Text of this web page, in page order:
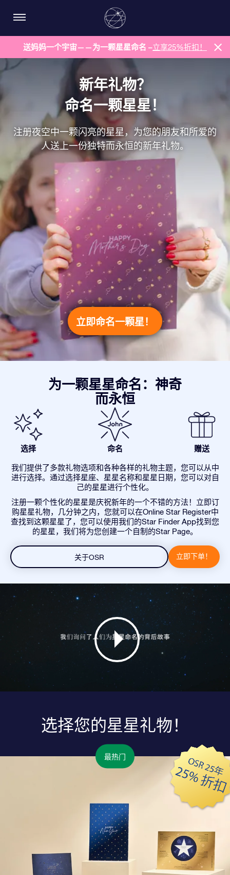
送妈妈一个宇宙——为一颗星星命名 –立享25%折扣！
新年礼物？
命名一颗星星！
注册夜空中一颗闪亮的星星，为您的朋友和所爱的
人送上一份独特而永恒的新年礼物。
立即命名一颗星！
为一颗星星命名：神奇
而永恒
选择 命名 赠送
我们提供了多款礼物选项和各种各样的礼物主题，您可以从中
进行选择。通过选择星座、星星名称和星星日期，您可以对自
己的星星进行个性化。
注册一颗个性化的星星是庆祝新年的一个不错的方法！立即订
购星星礼物，几分钟之内，您就可以在Online Star Register中
查找到这颗星星了，您可以使用我们的Star Finder App找到您
的星星，我们将为您创建一个自制的Star Page。
关于OSR 立即下单！
选择您的星星礼物！
最热门